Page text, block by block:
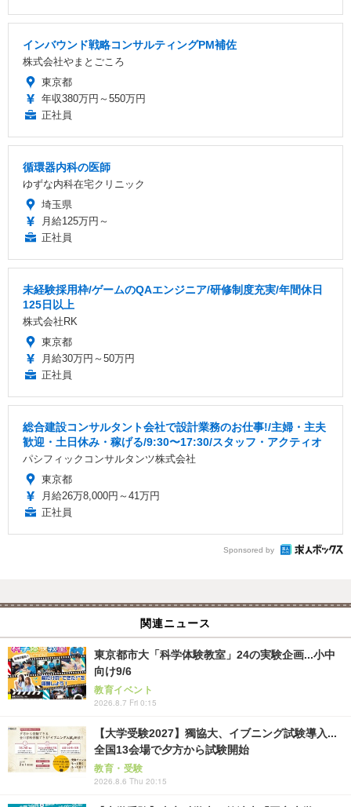
インバウンド戦略コンサルティングPM補佐
株式会社やまとごころ
東京都
年収380万円～550万円
正社員
循環器内科の医師
ゆずな内科在宅クリニック
埼玉県
月給125万円～
正社員
未経験採用枠/ゲームのQAエンジニア/研修制度充実/年間休日
125日以上
株式会社RK
東京都
月給30万円～50万円
正社員
総合建設コンサルタント会社で設計業務のお仕事!/主婦・主夫
歓迎・土日休み・稼げる/9:30〜17:30/スタッフ・アクティオ
パシフィックコンサルタンツ株式会社
東京都
月給26万8,000円～41万円
正社員
Sponsored by
関連ニュース
東京都市大「科学体験教室」24の実験企画...小中
向け9/6
教育イベント
2026.8.7 Fri 0:15
【大学受験2027】獨協大、イブニング試験導入...
全国13会場で夕方から試験開始
教育・受験
2026.8.6 Thu 20:15